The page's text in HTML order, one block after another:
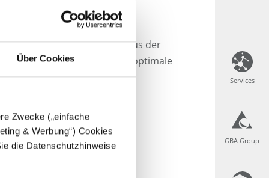
Über Cookies
Zwecke („einfache
& Werbung“) Cookies
die Datenschutzhinweise
Services
GBA Group
und zum anderen aus der
abgestimmt, um optimale
Services
GBA Group